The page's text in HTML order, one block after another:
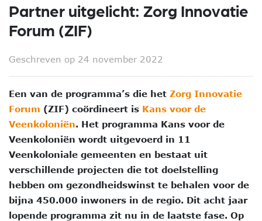
Partner uitgelicht: Zorg Innovatie
Forum (ZIF)
Geschreven op 24 november 2022
Een van de programma’s die het Zorg Innovatie
Forum (ZIF) coördineert is Kans voor de
Veenkoloniën. Het programma Kans voor de
Veenkoloniën wordt uitgevoerd in 11
Veenkoloniale gemeenten en bestaat uit
verschillende projecten die tot doelstelling
hebben om gezondheidswinst te behalen voor de
bijna 450.000 inwoners in de regio. Dit acht jaar
lopende programma zit nu in de laatste fase. Op